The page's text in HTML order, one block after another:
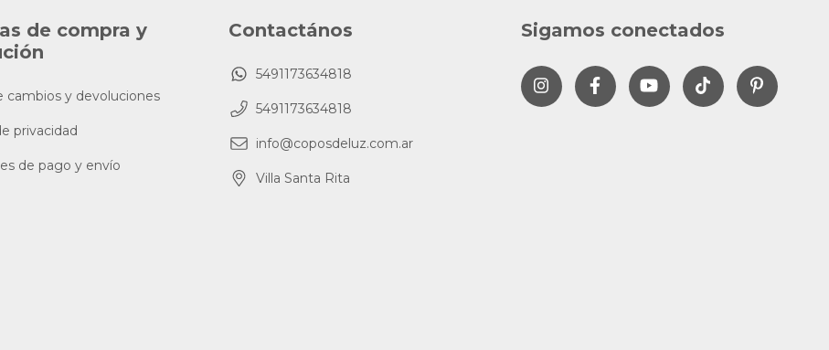
de compra y
cambios y devoluciones
privacidad
de pago y envío
Contactános
5491173634818
5491173634818
info@coposdeluz.com.ar
Villa Santa Rita
Sigamos conectados